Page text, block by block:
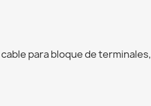
para bloque de terminales,